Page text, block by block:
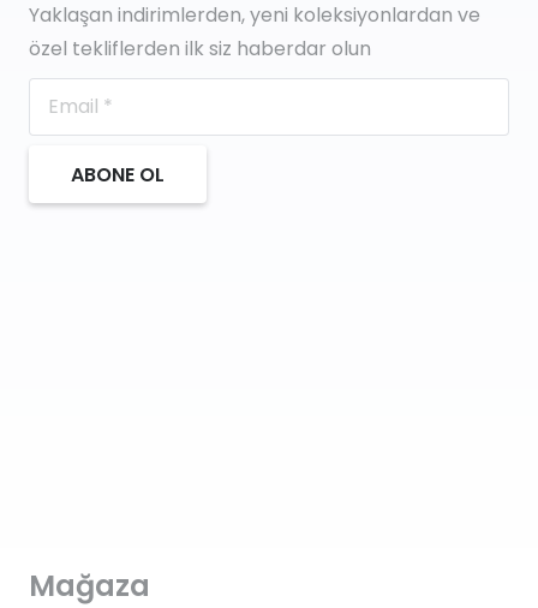
Yaklaşan indirimlerden, yeni koleksiyonlardan ve
özel tekliflerden ilk siz haberdar olun
ABONE OL
Mağaza